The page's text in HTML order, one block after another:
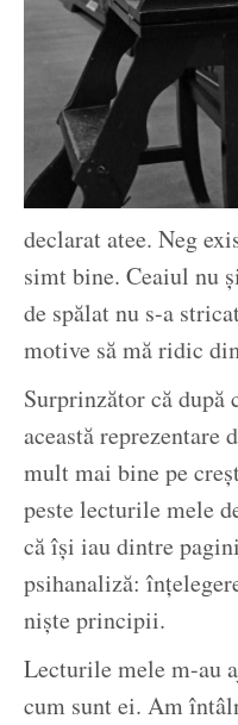
declarat atee. Neg
simt bine. Ceaiul nu
de spălat nu s-a
motive să mă ridic
Surprinzător că după
această reprezentare
mult mai bine pe
peste lecturile mele
că își iau dintre
psihanaliză:
niște principii.
Lecturile mele m-au
cum sunt ei. Am